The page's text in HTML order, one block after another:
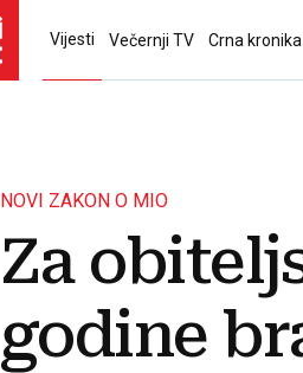
Vijesti Večernji TV Crna kronika
NOVI ZAKON O MIO
Za
godine